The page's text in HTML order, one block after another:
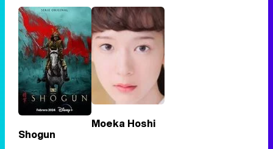
Shogun
Moeka Hoshi